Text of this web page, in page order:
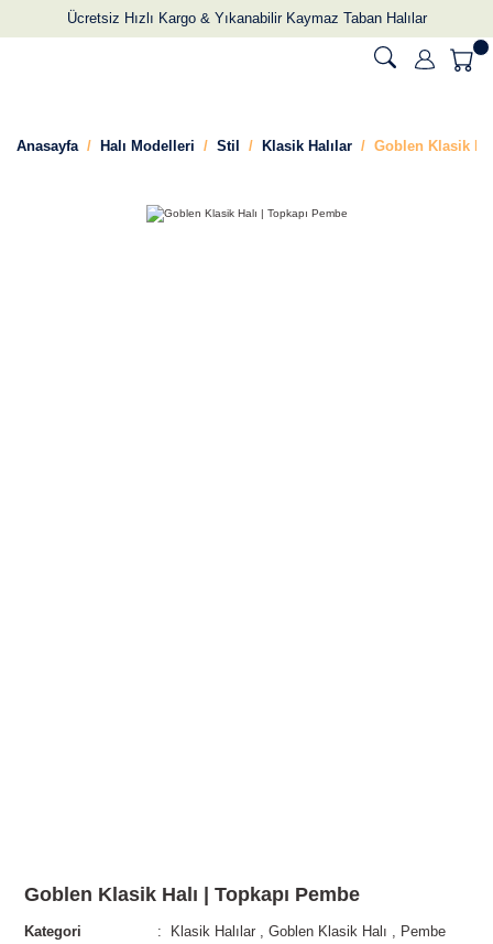
Ücretsiz Hızlı Kargo & Yıkanabilir Kaymaz Taban Halılar
Anasayfa Halı Modelleri Stil Klasik Halılar Goblen Klasik
Goblen Klasik Halı | Topkapı Pembe
Kategori Klasik Halılar ,Goblen Klasik Halı , Pembe